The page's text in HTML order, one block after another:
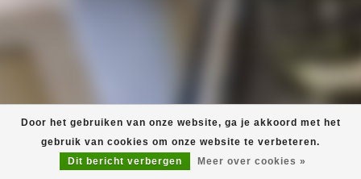
Door het gebruiken van onze website, ga je akkoord met het
gebruik van cookies om onze website te verbeteren.
Dit bericht verbergen
Meer over cookies »